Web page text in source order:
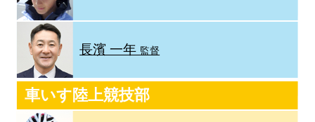
長濱 一年 監督
車いす陸上競技部